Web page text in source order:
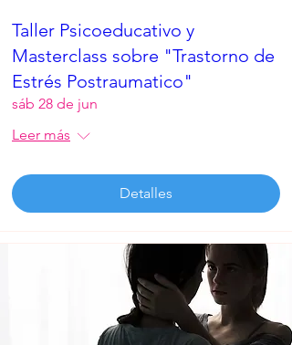
Taller Psicoeducativo y
Masterclass sobre "Trastorno de
Estrés Postraumatico"
sáb 28 de jun
Leer más
Detalles